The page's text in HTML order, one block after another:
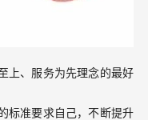
上、服务为先理念的最好
标准要求自己，不断提升